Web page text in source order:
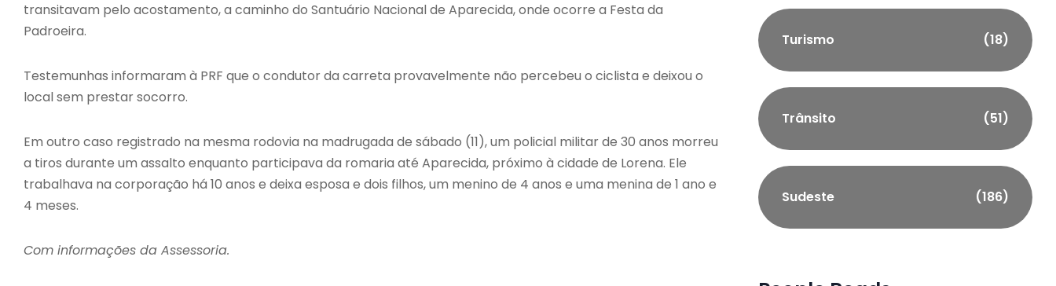
transitavam pelo acostamento, a caminho do Santuário Nacional de Aparecida, onde ocorre a Festa da
Padroeira.
Testemunhas informaram à PRF que o condutor da carreta provavelmente não percebeu o ciclista e deixou o
local sem prestar socorro.
Em outro caso registrado na mesma rodovia na madrugada de sábado (11), um policial militar de 30 anos morreu
a tiros durante um assalto enquanto participava da romaria até Aparecida, próximo à cidade de Lorena. Ele
trabalhava na corporação há 10 anos e deixa esposa e dois filhos, um menino de 4 anos e uma menina de 1 ano e
4 meses.
Com informações da Assessoria.
Turismo (18)
Trânsito (51)
Sudeste (186)